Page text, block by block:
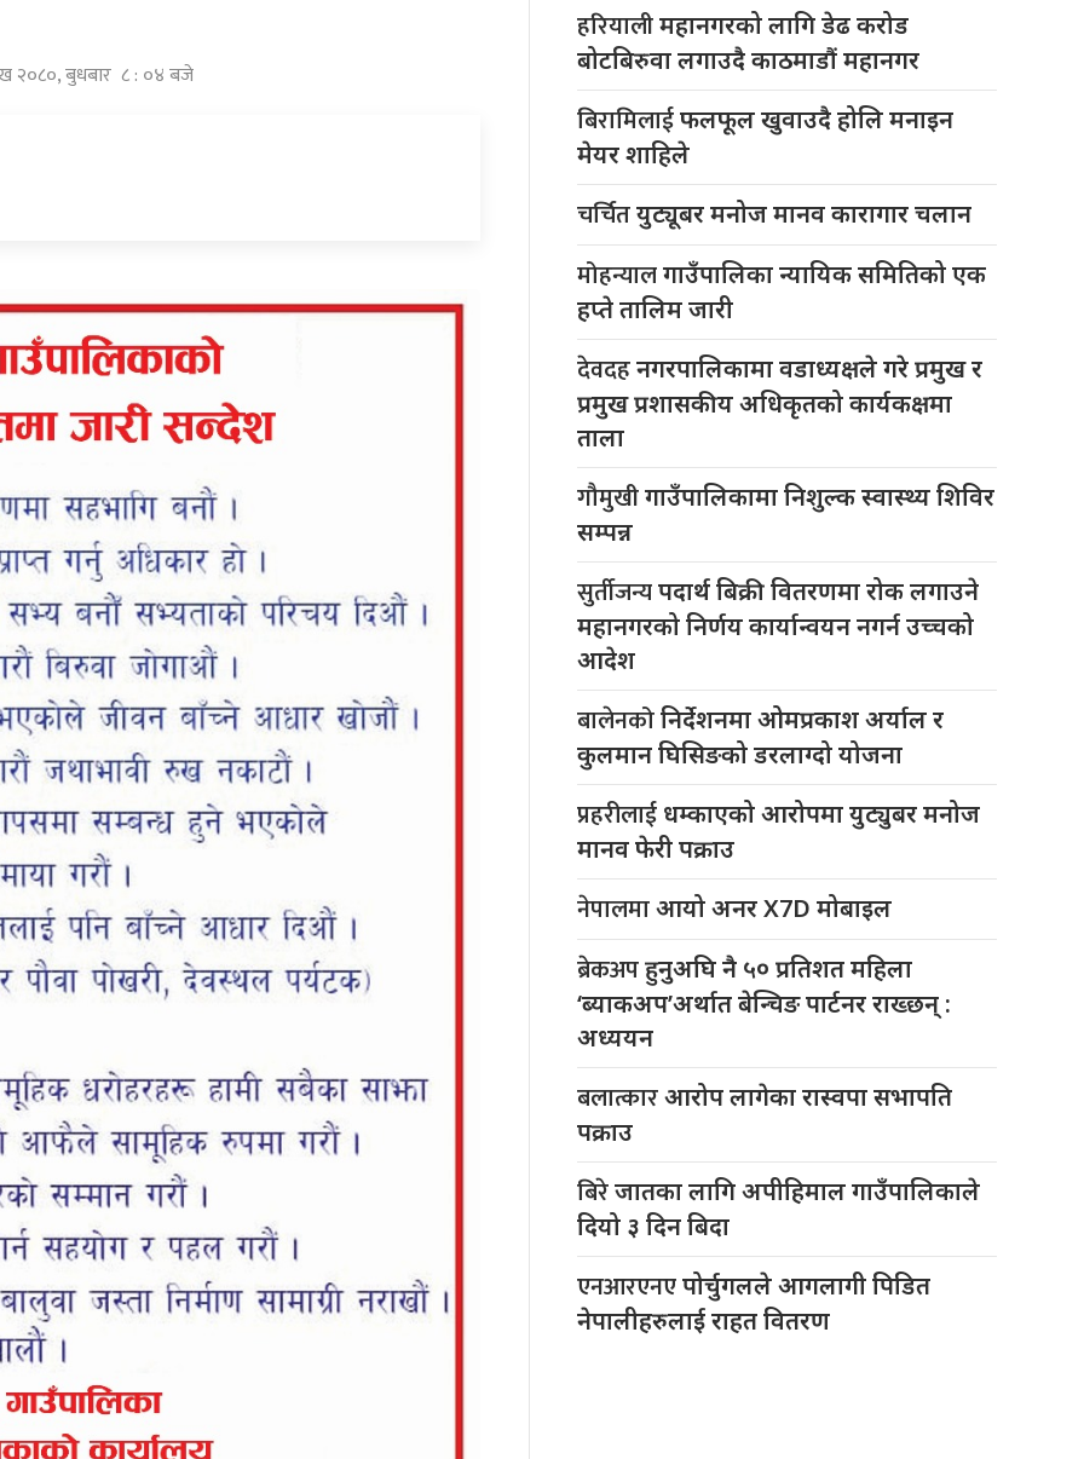
२०८०, बुधबार ८ : ०४ बजे
हरियालीमहानगरको लागि डेढ करोड
बोटबिरुवा लगाउदै काठमाडौं महानगर
बिरामिलाईफलफूल खुवाउदै होलि मनाइन
मेयर शाहिले
चर्चितयुट्यूबर मनोज मानव कारागार चलान
मोहन्यालगाउँपालिका न्यायिक समितिको एक
हप्ते तालिम जारी
देवदहनगरपालिकामा वडाध्यक्षले गरे प्रमुख र
प्रमुख प्रशासकीय अधिकृतको कार्यकक्षमा
ताला
गौमुखीगाउँपालिकामा निशुल्क स्वास्थ्य शिविर
सम्पन्न
सुर्तीजन्यपदार्थ बिक्री वितरणमा रोक लगाउने
महानगरको निर्णय कार्यान्वयन नगर्न उच्चको
आदेश
बालेनकोनिर्देशनमा ओमप्रकाश अर्याल र
कुलमान घिसिङको डरलाग्दो योजना
प्रहरीलाई धम्काएको आरोपमा युट्युबर मनोज
मानव फेरी पक्राउ
नेपालमाआयो अनर X7D मोबाइल
ब्रेकअपहुनुअघि नै ५० प्रतिशत महिला
‘ब्याकअप’अर्थात बेन्चिङ पार्टनर राख्छन् :
अध्ययन
बलात्कारआरोप लागेका रास्वपा सभापति
पक्राउ
बिरेजातका लागि अपीहिमाल गाउँपालिकाले
दियो ३ दिन बिदा
एनआरएनएपोर्चुगलले आगलागी पिडित
नेपालीहरुलाई राहत वितरण